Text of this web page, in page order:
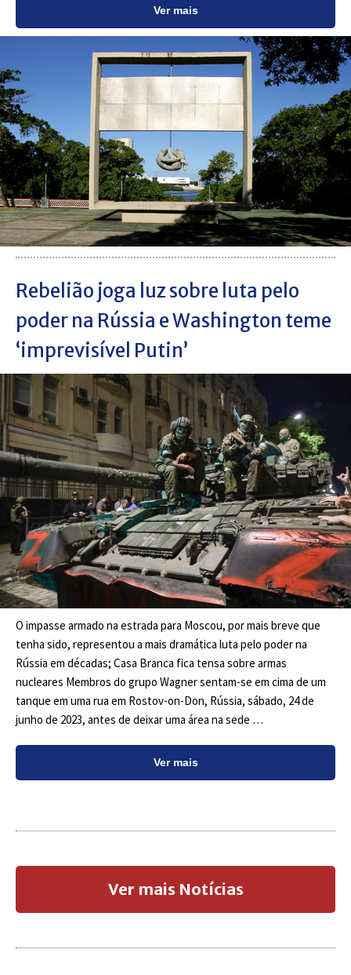
Ver mais
Rebelião joga luz sobre luta pelo
poder na Rússia e Washington teme
‘imprevisível Putin’
O impasse armado na estrada para Moscou, por mais breve que
tenha sido, representou a mais dramática luta pelo poder na
Rússia em décadas; Casa Branca fica tensa sobre armas
nucleares Membros do grupo Wagner sentam-se em cima de um
tanque em uma rua em Rostov-on-Don, Rússia, sábado, 24 de
junho de 2023, antes de deixar uma área na sede …
Ver mais
Ver mais Notícias